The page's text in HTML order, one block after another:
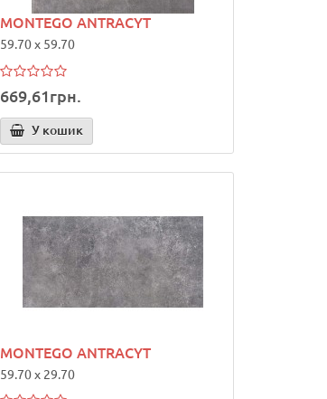
MONTEGO ANTRACYT
59.70 x 59.70
669,61грн.
У кошик
MONTEGO ANTRACYT
59.70 x 29.70